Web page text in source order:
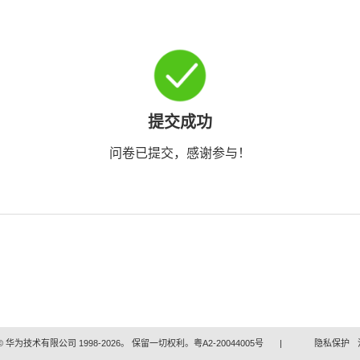
提交成功
问卷已提交，感谢参与！
华为技术有限公司 1998-2026。 保留一切权利。粤A2-20044005号 | 隐私保护